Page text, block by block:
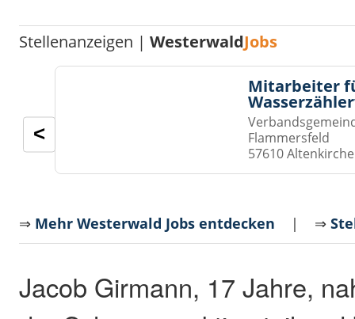
Stellenanzeigen |WesterwaldJobs
Mitarbeiter
Flammersfeld
57610
<
⇒ Mehr Westerwald Jobs entdecken | ⇒
Jacob Girmann, 17 Jahre,